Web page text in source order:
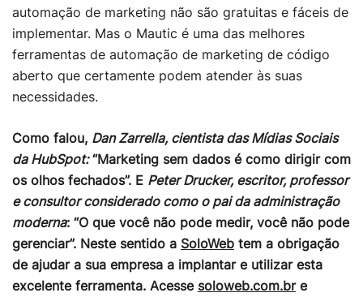
automação de marketing não são gratuitas e fáceis de
implementar. Mas o Mautic é uma das melhores
ferramentas de automação de marketing de código
aberto que certamente podem atender às suas
necessidades.
Como falou, Dan Zarrella, cientista das Mídias Sociais
da HubSpot:“Marketing sem dados é como dirigir com
os olhos fechados”. E Peter Drucker, escritor, professor
e consultor considerado como o pai da administração
moderna: “O que você não pode medir, você não pode
gerenciar”. Neste sentido a SoloWeb tem a obrigação
de ajudar a sua empresa a implantar e utilizar esta
excelente ferramenta. Acesse soloweb.com.bre